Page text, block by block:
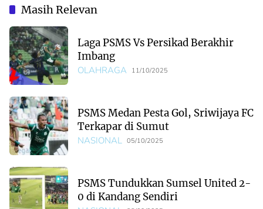
Next Gen Leaders Camp
Masih Relevan
Laga PSMS Vs Persikad Berakhir
Imbang
OLAHRAGA 11/10/2025
PSMS Medan Pesta Gol, Sriwijaya FC
Terkapar di Sumut
NASIONAL 05/10/2025
PSMS Tundukkan Sumsel United 2-
0 di Kandang Sendiri